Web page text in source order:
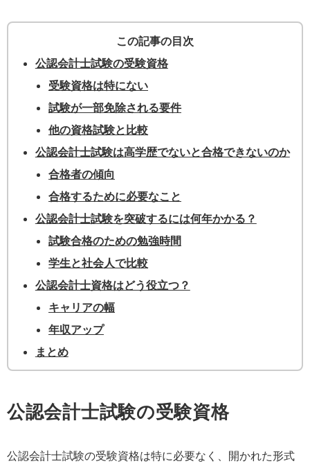
この記事の目次
公認会計士試験の受験資格
受験資格は特にない
試験が一部免除される要件
他の資格試験と比較
公認会計士試験は高学歴でないと合格できないのか
合格者の傾向
合格するために必要なこと
公認会計士試験を突破するには何年かかる？
試験合格のための勉強時間
学生と社会人で比較
公認会計士資格はどう役立つ？
キャリアの幅
年収アップ
まとめ
公認会計士試験の受験資格
公認会計士試験の受験資格は特に必要なく、開かれた形式